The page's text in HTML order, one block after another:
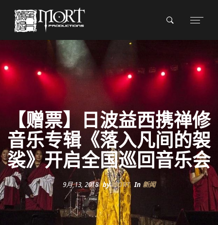
【赠票】日波益西携禅修
音乐专辑《落入凡间的袈
裟》开启全国巡回音乐会
9月 13, 2018 byMORT In 新闻